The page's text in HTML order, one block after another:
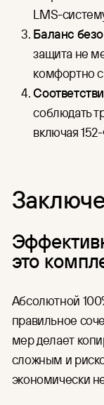
LMS-
Баланс
защита не
комфортно
соблюдать
включая
это
Абсолютной
правильное
мер делает
сложным и
экономически